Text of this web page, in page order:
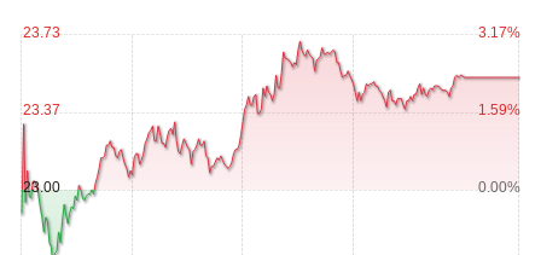
23.00
23.37
23.73
0.00%
1.59%
3.17%